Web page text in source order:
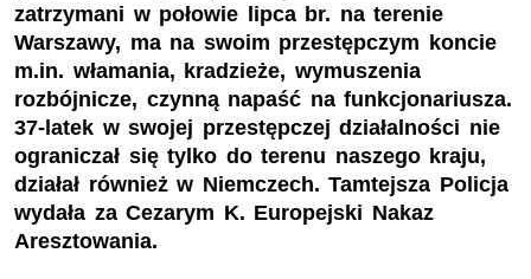
zatrzymani w połowie lipca br. na terenie
Warszawy, ma na swoim przestępczym koncie
m.in. włamania, kradzieże, wymuszenia
rozbójnicze, czynną napaść na funkcjonariusza.
37-latek w swojej przestępczej działalności nie
ograniczał się tylko do terenu naszego kraju,
działał również w Niemczech. Tamtejsza Policja
wydała za Cezarym K. Europejski Nakaz
Aresztowania.